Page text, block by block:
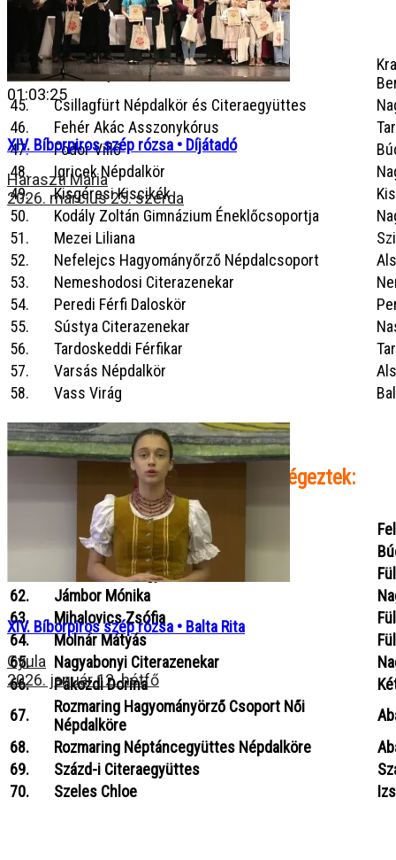
Aranysávosminősítéssel végeztek:
44. Andrássy Dénes Férfikar
45.
Csillagfürt Népdalkör és Citeraegyüttes
46.
Fehér Akác Asszonykórus
47.
Fodor Villő
48.
Igricek Népdalkör
49.
Kisgéresi Kiscikék
50.
Kodály Zoltán Gimnázium Éneklőcsoportja
51.
Mezei Liliana
52.
Nefelejcs Hagyományőrző Népdalcsoport
53.
Nemeshodosi Citerazenekar
54.
Peredi Férfi Daloskör
55.
Sústya Citerazenekar
56.
Tardoskeddi Férfikar
57.
Varsás Népdalkör
58.
Vass Virág
Kiemelt aranysávosminősítéssel végeztek:
Felsőszeli Férfikar
Fodor Borbála és Kopsa Boglárka
Foncsik Énekegyüttes
62.
Jámbor Mónika
63.
Mihalovics Zsófia
64.
Molnár Mátyás
65.
Nagyabonyi Citerazenekar
66.
Pákozdi Dorina
67.
Rozmaring Hagyományörző Csoport Női
Népdalköre
68.
Rozmaring Néptáncegyüttes Népdalköre
69.
Százd-i Citeraegyüttes
70.
Szeles Chloe
01:03:25
XIV. Bíborpiros szép rózsa • Díjátadó
Haraszti Mária
2026. március 25. szerda
XIV. Bíborpiros szép rózsa • Balta Rita
Gyula
2026. január 12. hétfő